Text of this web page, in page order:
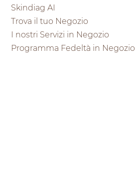
Skindiag AI
Trova il tuo Negozio
I nostri Servizi in Negozio
Programma Fedeltà in Negozio